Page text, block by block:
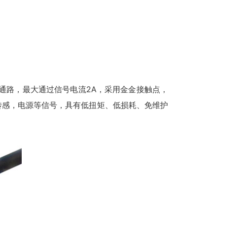
路，最大通过信号电流2A，采用金金接触点，
，电源等信号，具有低扭矩、低损耗、免维护